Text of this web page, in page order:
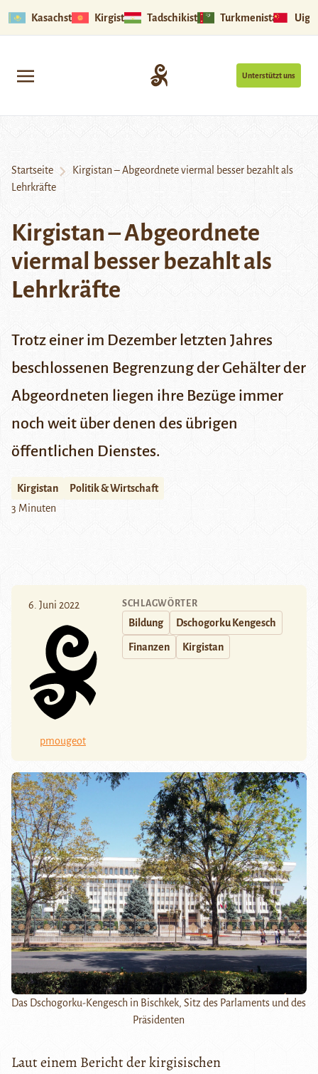
Kasachstan Kirgistan Tadschikistan Turkmenistan
Unterstützt uns
Startseite
Kirgistan – Abgeordnete viermal besser bezahlt als
Lehrkräfte
Kirgistan – Abgeordnete
viermal besser bezahlt als
Lehrkräfte
Trotz einer im Dezember letzten Jahres
beschlossenen Begrenzung der Gehälter der
Abgeordneten liegen ihre Bezüge immer
noch weit über denen des übrigen
öffentlichen Dienstes.
Kirgistan
Politik & Wirtschaft
3 Minuten
6. Juni 2022
pmougeot
SCHLAGWÖRTER
Bildung Dschogorku Kengesch
Finanzen Kirgistan
Das Dschogorku-Kengesch in Bischkek, Sitz des Parlaments und des
Präsidenten
Laut einem Bericht der kirgisischen